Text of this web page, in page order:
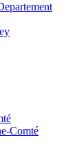
Comté